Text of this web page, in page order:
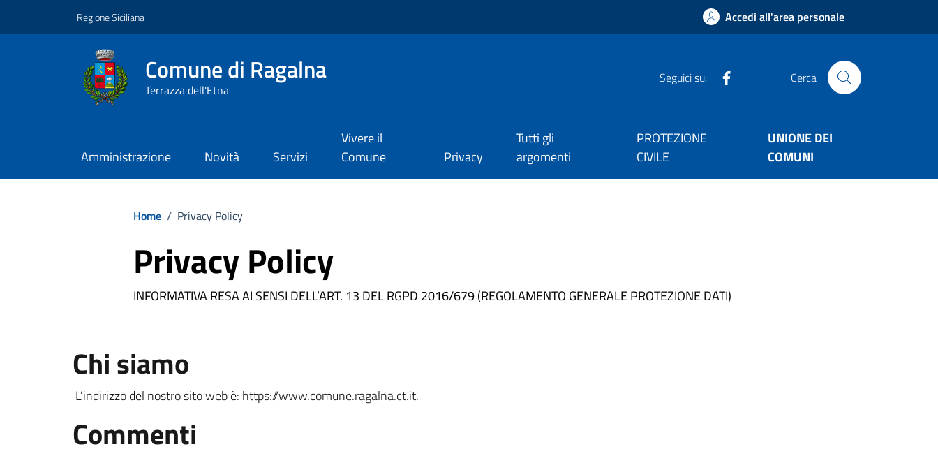
Regione Siciliana Accedi all'area personale
Comune di Ragalna
Terrazza dell'Etna
Seguici su: Cerca
Amministrazione Novità Servizi
Vivere il
Comune
Privacy
Tutti gli
argomenti
PROTEZIONE
CIVILE
UNIONE DEI
COMUNI
Home / Privacy Policy
Privacy Policy
INFORMATIVA RESA AI SENSI DELL’ART. 13 DEL RGPD 2016/679 (REGOLAMENTO GENERALE PROTEZIONE DATI)
Chi siamo
L’indirizzo del nostro sito web è: https://www.comune.ragalna.ct.it.
Commenti